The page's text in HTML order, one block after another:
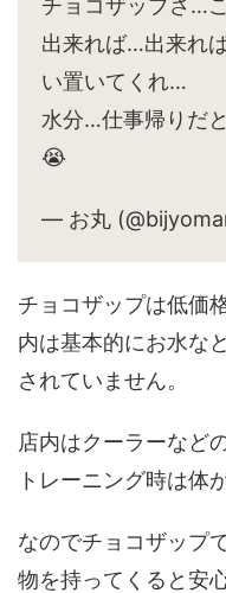
チョコザップさ…
出来れば…出来れ
い置いてくれ…
水分…仕事帰りだ
😭
— お丸
チョコザップは低価
内は基本的にお水な
されていません。
店内はクーラーなど
トレーニング時は体
なのでチョコザップ
物を持ってくると安